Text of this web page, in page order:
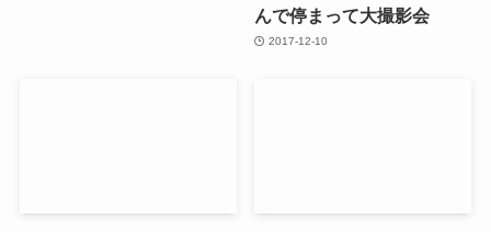
んで停まって大撮影会
2017-12-10